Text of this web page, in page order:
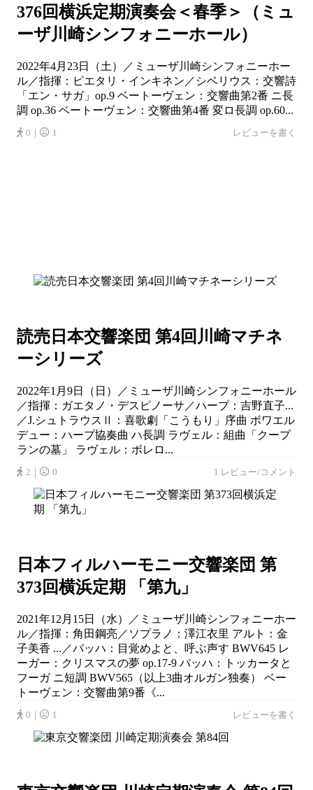
376回横浜定期演奏会＜春季＞（ミュ
ーザ川崎シンフォニーホール）
2022年4月23日（土）／ミューザ川崎シンフォニーホー
ル／指揮：ピエタリ・インキネン／シベリウス：交響詩
「エン・サガ」op.9 ベートーヴェン：交響曲第2番 ニ長
調 op.36 ベートーヴェン：交響曲第4番 変ロ長調 op.60...
0｜ 1 レビューを書く
読売日本交響楽団 第4回川崎マチネ
ーシリーズ
2022年1月9日（日）／ミューザ川崎シンフォニーホール
／指揮：ガエタノ・デスピノーサ／ハープ：吉野直子...
／J.シュトラウスⅡ：喜歌劇「こうもり」序曲 ボワエル
デュー：ハープ協奏曲 ハ長調 ラヴェル：組曲「クープ
ランの墓」 ラヴェル：ボレロ...
2｜ 0 1 レビュー/コメント
日本フィルハーモニー交響楽団 第
373回横浜定期 「第九」
2021年12月15日（水）／ミューザ川崎シンフォニーホー
ル／指揮：角田鋼亮／ソプラノ：澤江衣里 アルト：金
子美香 ...／バッハ：目覚めよと、呼ぶ声す BWV645 レ
ーガー：クリスマスの夢 op.17-9 バッハ：トッカータと
フーガ ニ短調 BWV565（以上3曲オルガン独奏） ベー
トーヴェン：交響曲第9番《...
0｜ 1 レビューを書く